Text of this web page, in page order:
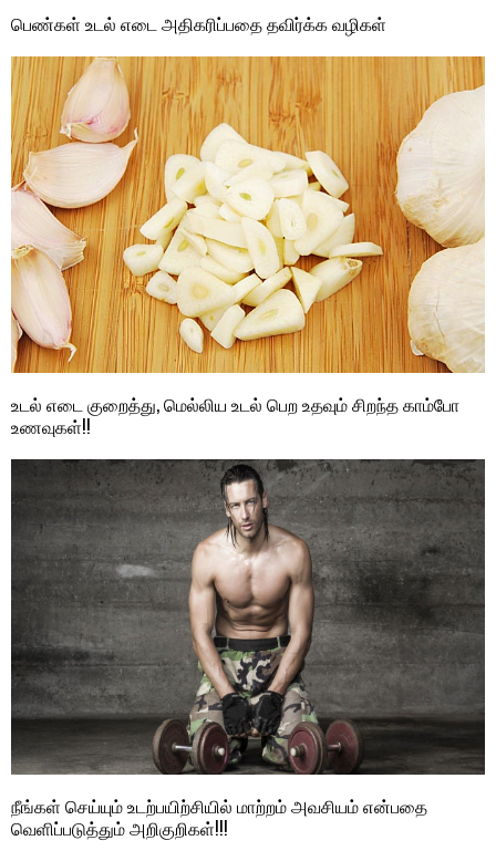
பெண்கள் உடல் எடை அதிகரிப்பதை தவிர்க்க வழிகள்
உடல் எடை குறைத்து, மெல்லிய உடல் பெற உதவும் சிறந்த காம்போ
உணவுகள்!!
நீங்கள் செய்யும் உடற்பயிற்சியில் மாற்றம் அவசியம் என்பதை
வெளிப்படுத்தும் அறிகுறிகள்!!!